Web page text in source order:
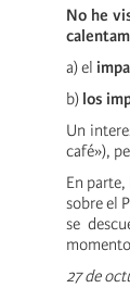
No he
a) el
b) los
Un
café»),
En
sobre el
se
27 de